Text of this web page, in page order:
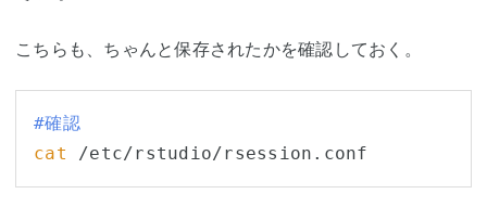
こちらも、ちゃんと保存されたかを確認しておく。
#確認
cat